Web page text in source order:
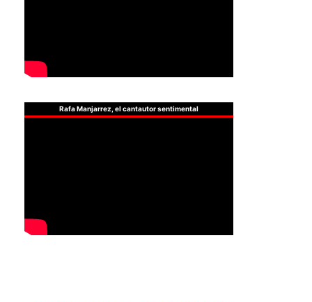
Rafa Manjarrez, el cantautor sentimental